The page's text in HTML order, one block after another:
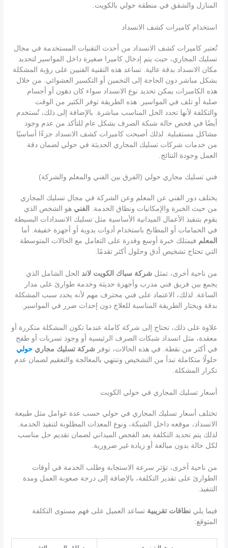
المنازل والشقق في منطقة حولي بالكويت.
استخدام كاميرات كشف الانسداد
تُعتبر كاميرات كشف الانسداد من أحدث التقنيات المستخدمة في مجال
تسليك المجاري، حيث يتم إدخال كاميرا صغيرة داخل المواسير لتحديد
مكان الانسداد بدقة عالية. تساعد هذه التقنية الفنيين على رؤية المشكلة
بشكل مباشر دون الحاجة إلى التخمين أو التكسير العشوائي. من خلال
هذه الكاميرات يمكن تحديد نوع الانسداد سواء كان دهون أو أجسام
صلبة أو تلف في المواسير. هذه الطريقة توفر الكثير من الوقت
والتكلفة لأنها تحدد الحل المناسب مباشرة. بالإضافة إلى ذلك، تُستخدم
أيضًا في فحص حالة شبكة الصرف بشكل عام للتأكد من عدم وجود
مشاكل مستقبلية. لذلك أصبحت كاميرات كشف الانسداد جزءًا أساسيًا
من خدمات شركات تسليك المجاري الحديثة في حولي لضمان دقة
العمل وجودة النتائج.
فني تسليك مجاري حولي (الفرق بين الفني والمعلم والشركة)
يختلف دور الفني عن المعلم وعن الشركة في مجال تسليك المجاري
من حيث الخبرة والإمكانيات ونطاق الخدمة. الفني هو الشخص الذي
يقوم بتنفيذ الأعمال الميدانية الأساسية مثل تسليك الانسدادات البسيطة
في الحمامات أو المطابخ باستخدام أدوات يدوية أو أجهزة خفيفة. أما
المعلم فيمتلك خبرة أوسع وقدرة على التعامل مع الحالات المتوسطة
التي تحتاج تشخيص أدق وحلول أكثر تقدمًا.
من ناحية أخرى، تمثل شركة سباك الكويت لاند
الحل الشامل الذي
يجمع بين فريق فني مدرب وأجهزة حديثة وخدمة طوارئ على مدار
الساعة. لذلك، الاعتماد على فني محترف مهم لأنه يحدد سبب المشكلة
بدقة ويختار الطريقة المناسبة للعلاج دون إحداث ضرر في المواسير.
علاوة على ذلك، تحتاج إلى شركة كاملة عندما تكون المشكلة متكررة أو
معقدة، مثل انسداد شبكات الصرف الرئيسية أو وجود تسربات أو طفح
في أكثر من نقطة. في هذه الحالات، توفر شركة تسليك مجاريحولي
حلولًا متكاملة تبدأ من التشخيص وتنتهي بالمعالجة والتعقيم لضمان عدم
تكرار المشكلة.
أسعار تسليك المجاري في حولي الكويت
تختلف أسعار تسليك المجاري في حولي حسب عدة عوامل مثل طبيعة
الانسداد، موقعه داخل الشبكة، ونوع المعدات المطلوبة لتنفيذ الخدمة.
لذلك يتم تحديد التكلفة بعد الفحص الميداني لضمان تقديم حل مناسب
لكل حالة بدون مبالغة أو زيادة غير ضرورية.
من ناحية أخرى، تؤثر سرعة الاستجابة وطلب الخدمة في أوقات
الطوارئ على تقدير التكلفة، بالإضافة إلى درجة صعوبة العمل ومدة
التنفيذ.
فيما يلينطاقات تقريبية تساعد العميل على فهم مستوى التكلفة
المتوقع: